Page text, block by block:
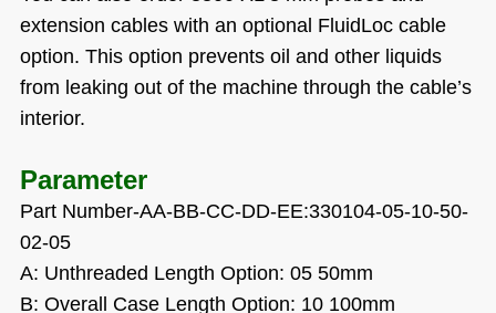
extension cables with an optional FluidLoc cable
option. This option prevents oil and other liquids
from leaking out of the machine through the cable’s
interior.
Parameter
Part Number-AA-BB-CC-DD-EE:330104-05-10-50-
02-05
A: Unthreaded Length Option: 05 50mm
B: Overall Case Length Option: 10 100mm